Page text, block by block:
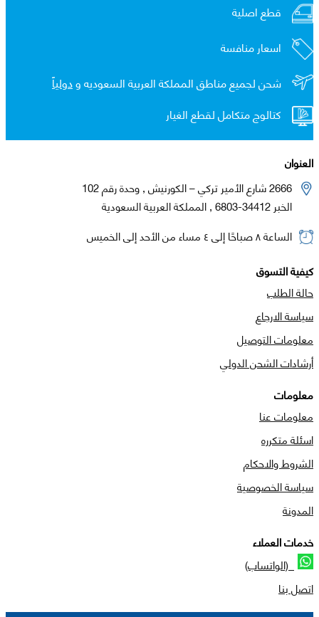
قطع اصلية
اسعار منافسة
شحن لجميع مناطق المملكة العربية السعوديه ودولياً
كتالوج متكامل لقطع الغيار
العنوان
2666 شارع الأمير تركي – الكورنيش , وحدة رقم 102
الخبر 34412-6803 , المملكة العربية السعودية
الساعة ٨ صباحًا إلى ٤ مساء من الأحد إلى الخميس
كيفية التسوق
حالة الطلب
سياسة الارجاع
معلومات التوصيل
أرشادات الشحن الدولي
معلومات
معلومات عنا
اسئلة متكرره
الشروط والاحكام
سياسة الخصوصية
المدونة
خدمات العملاء
(الواتساب)
اتصل بنا